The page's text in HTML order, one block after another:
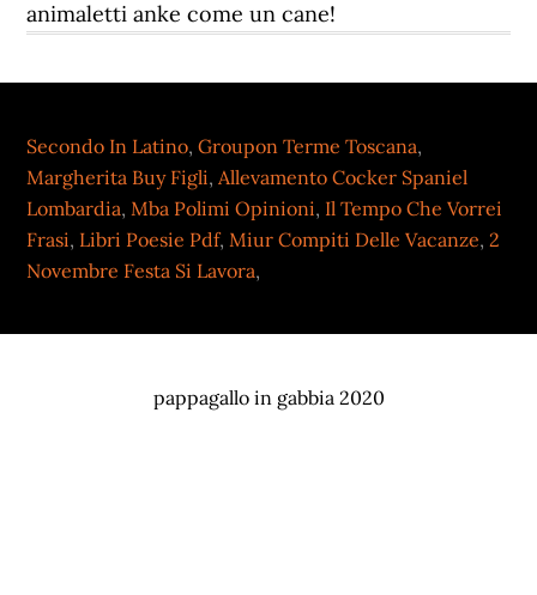
Secondo In Latino,Groupon Terme Toscana,
Margherita Buy Figli,Allevamento Cocker Spaniel
Lombardia,Mba Polimi Opinioni, Il Tempo Che Vorrei
Frasi, Libri Poesie Pdf,Miur Compiti Delle Vacanze,2
Novembre Festa Si Lavora,
pappagallo in gabbia 2020